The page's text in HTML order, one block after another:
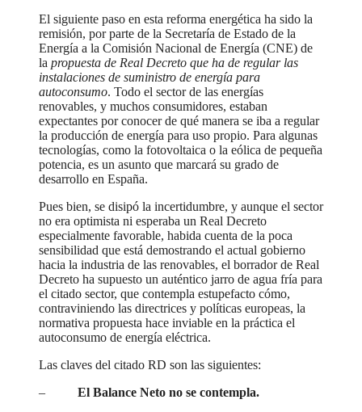
El siguiente paso en esta reforma energética ha sido la
remisión, por parte de la Secretaría de Estado de la
Energía a la Comisión Nacional de Energía (CNE) de
la propuesta de Real Decreto que ha de regular las
instalaciones de suministro de energía para
autoconsumo. Todo el sector de las energías
renovables, y muchos consumidores, estaban
expectantes por conocer de qué manera se iba a regular
la producción de energía para uso propio. Para algunas
tecnologías, como la fotovoltaica o la eólica de pequeña
potencia, es un asunto que marcará su grado de
desarrollo en España.
Pues bien, se disipó la incertidumbre, y aunque el sector
no era optimista ni esperaba un Real Decreto
especialmente favorable, habida cuenta de la poca
sensibilidad que está demostrando el actual gobierno
hacia la industria de las renovables, el borrador de Real
Decreto ha supuesto un auténtico jarro de agua fría para
el citado sector, que contempla estupefacto cómo,
contraviniendo las directrices y políticas europeas, la
normativa propuesta hace inviable en la práctica el
autoconsumo de energía eléctrica.
Las claves del citado RD son las siguientes:
– El Balance Neto no se contempla.